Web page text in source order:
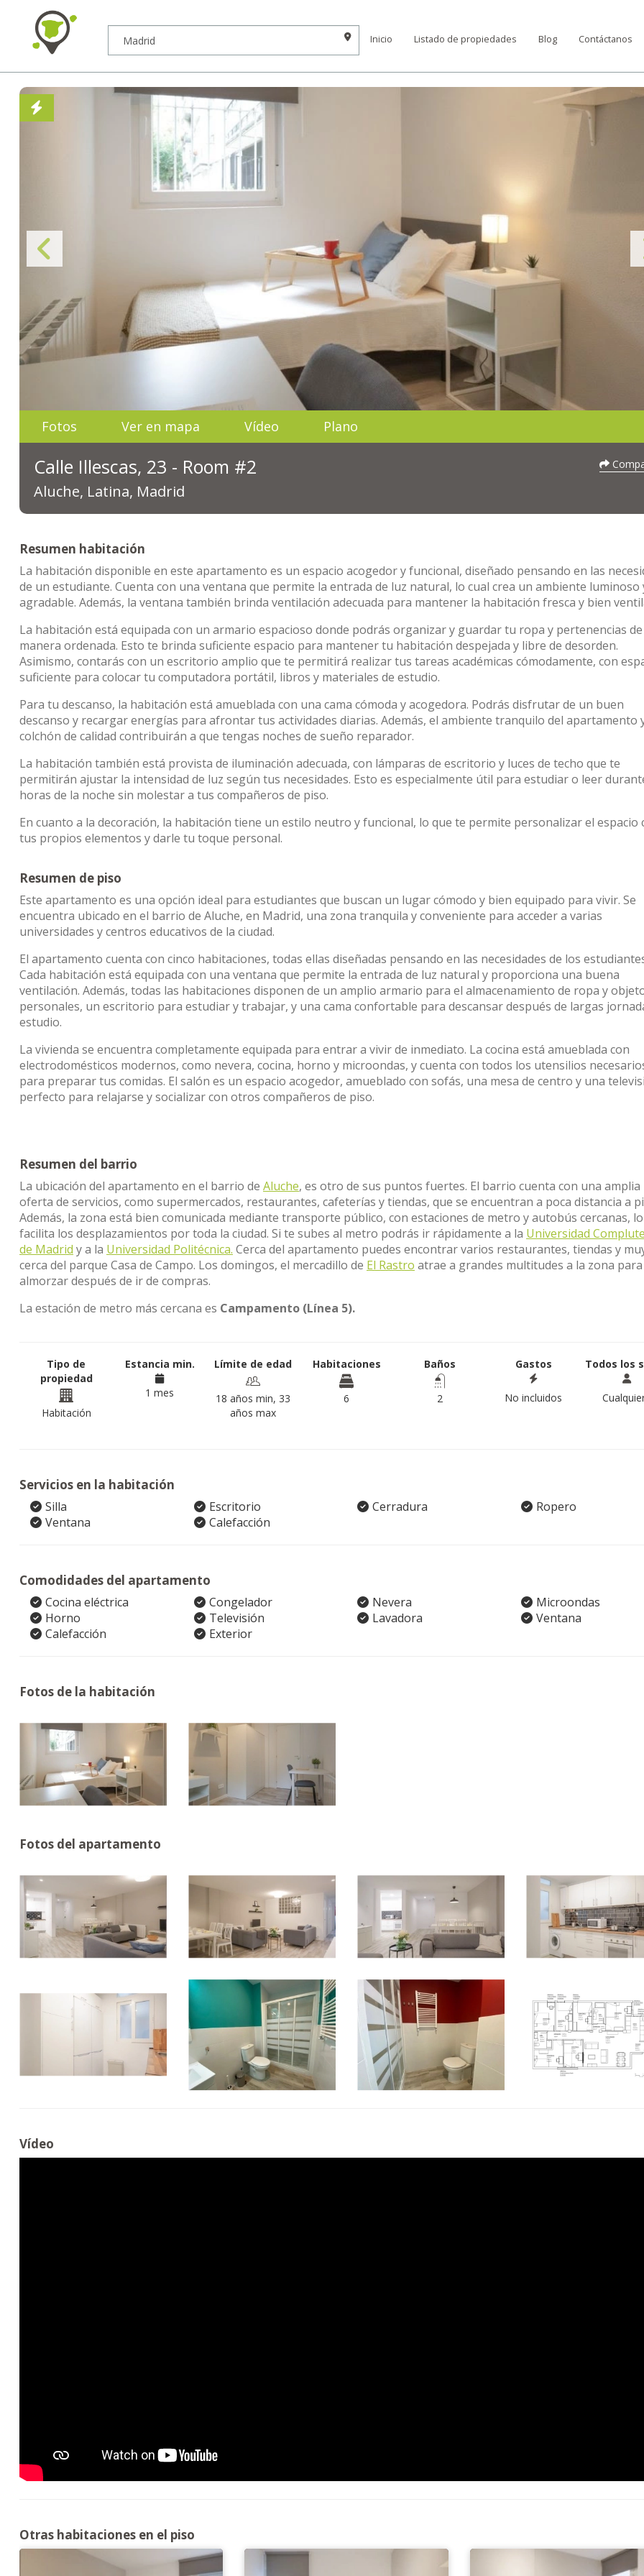
Inicio Listado de propiedades Blog Contáctanos
Fotos Ver en mapa Vídeo Plano
Calle Illescas, 23 - Room #2
Aluche, Latina, Madrid
Resumen habitación
La habitación disponible en este apartamento es un espacio acogedor y funcional, diseñado pensando en las
de un estudiante. Cuenta con una ventana que permite la entrada de luz natural, lo cual crea un ambiente luminoso
agradable. Además, la ventana también brinda ventilación adecuada para mantener la habitación fresca y bien
La habitación está equipada con un armario espacioso donde podrás organizar y guardar tu ropa y pertenencias de
manera ordenada. Esto te brinda suficiente espacio para mantener tu habitación despejada y libre de desorden.
Asimismo, contarás con un escritorio amplio que te permitirá realizar tus tareas académicas cómodamente, con
suficiente para colocar tu computadora portátil, libros y materiales de estudio.
Para tu descanso, la habitación está amueblada con una cama cómoda y acogedora. Podrás disfrutar de un buen
descanso y recargar energías para afrontar tus actividades diarias. Además, el ambiente tranquilo del apartamento
colchón de calidad contribuirán a que tengas noches de sueño reparador.
La habitación también está provista de iluminación adecuada, con lámparas de escritorio y luces de techo que te
permitirán ajustar la intensidad de luz según tus necesidades. Esto es especialmente útil para estudiar o leer
horas de la noche sin molestar a tus compañeros de piso.
En cuanto a la decoración, la habitación tiene un estilo neutro y funcional, lo que te permite personalizar el espacio
tus propios elementos y darle tu toque personal.
Resumen de piso
Este apartamento es una opción ideal para estudiantes que buscan un lugar cómodo y bien equipado para vivir. Se
encuentra ubicado en el barrio de Aluche, en Madrid, una zona tranquila y conveniente para acceder a varias
universidades y centros educativos de la ciudad.
El apartamento cuenta con cinco habitaciones, todas ellas diseñadas pensando en las necesidades de los
Cada habitación está equipada con una ventana que permite la entrada de luz natural y proporciona una buena
ventilación. Además, todas las habitaciones disponen de un amplio armario para el almacenamiento de ropa y
personales, un escritorio para estudiar y trabajar, y una cama confortable para descansar después de largas
estudio.
La vivienda se encuentra completamente equipada para entrar a vivir de inmediato. La cocina está amueblada con
electrodomésticos modernos, como nevera, cocina, horno y microondas, y cuenta con todos los utensilios
para preparar tus comidas. El salón es un espacio acogedor, amueblado con sofás, una mesa de centro y una
perfecto para relajarse y socializar con otros compañeros de piso.
Resumen del barrio
La ubicación del apartamento en el barrio de Aluche, es otro de sus puntos fuertes. El barrio cuenta con una amplia
oferta de servicios, como supermercados, restaurantes, cafeterías y tiendas, que se encuentran a poca distancia a
Además, la zona está bien comunicada mediante transporte público, con estaciones de metro y autobús cercanas,
facilita los desplazamientos por toda la ciudad. Si te subes al metro podrás ir rápidamente a la Universidad
de Madrid y a la Universidad Politécnica. Cerca del apartamento puedes encontrar varios restaurantes, tiendas y
cerca del parque Casa de Campo. Los domingos, el mercadillo de El Rastro atrae a grandes multitudes a la zona para
almorzar después de ir de compras.
La estación de metro más cercana es Campamento (Línea 5).
Tipo de
propiedad
Habitación
Estancia min.
1 mes
Límite de edad
18 años min, 33
años max
Habitaciones
6
Baños
2
Gastos
No incluidos
Todos los
Servicios en la habitación
Silla Escritorio Cerradura
Ropero
Ventana
Calefacción
Comodidades del apartamento
Cocina eléctrica Congelador Nevera
Microondas
Horno
Televisión Lavadora
Ventana
Calefacción
Exterior
Fotos de la habitación
Fotos del apartamento
Vídeo
Otras habitaciones en el piso